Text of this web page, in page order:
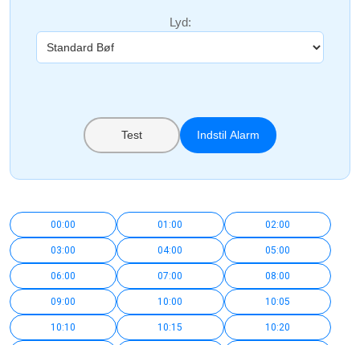
Lyd:
Test Indstil Alarm
00:00 01:00 02:00
03:00 04:00 05:00
06:00 07:00 08:00
09:00 10:00 10:05
10:10 10:15 10:20